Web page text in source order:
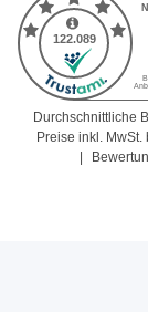
Durchschnittliche
Preise inkl. MwSt.